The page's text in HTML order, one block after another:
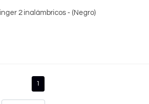
2 inalámbricos - (Negro)
1